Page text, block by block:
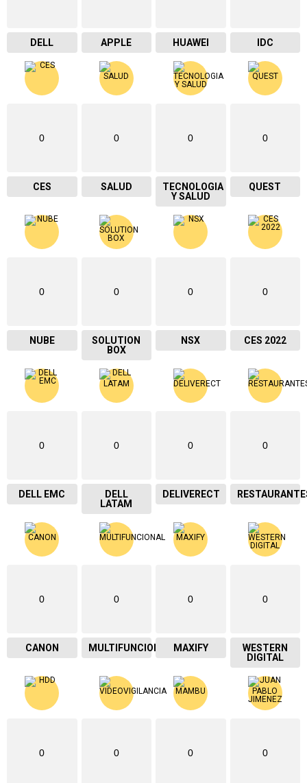
DELL APPLE HUAWEI IDC
0
CES
0
SALUD
0
TECNOLOGIA
Y SALUD
0
QUEST
0
NUBE
0
SOLUTION
BOX
0
NSX
0
CES 2022
0
DELL EMC
0
DELL
LATAM
0
DELIVERECT
0
0
CANON
0
MULTIFUNCIONAL
0
MAXIFY
0
WESTERN
DIGITAL
0 0 0 0